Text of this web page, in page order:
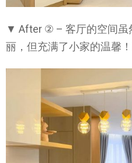
▼ After ② – 客厅的空间虽
丽，但充满了小家的温馨